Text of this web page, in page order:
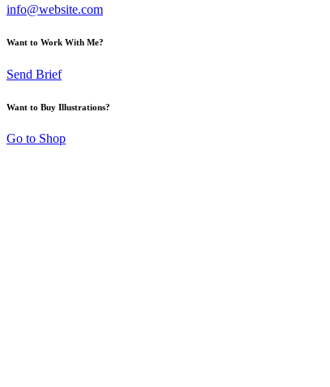
info@website.com
Want to Work With Me?
Send Brief
Want to Buy Illustrations?
Go to Shop